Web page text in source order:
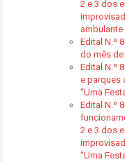
2 e 3 dos
ambulante
Edital N.º
do mês de
Edital N.º
e parques
“Uma
Edital N.º
2 e 3 dos
“Uma